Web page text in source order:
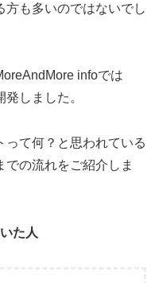
方も多いのではないでし
infoでは
しました。
って何？と思われている
の流れをご紹介しま
た人